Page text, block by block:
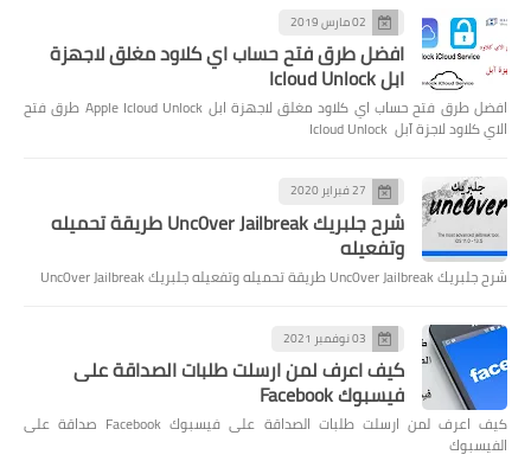
02 مارس 2019
افضل طرق فتح حساب اي كلاود مغلق لاجهزة
ابل Icloud Unlock
افضل طرق فتح حساب اي كلاود مغلق لاجهزة ابل Apple Icloud Unlock طرق فتح
الاي كلاود لاجزة آبل Icloud Unlock
27 فبراير 2020
شرح جلبريك Unc0ver Jailbreak طريقة تحميله
وتفعيله
شرح جلبريك Unc0ver Jailbreak طريقة تحميله وتفعيله جلبريك Unc0ver Jailbreak
03 نوفمبر 2021
كيف اعرف لمن ارسلت طلبات الصداقة على
فيسبوك Facebook
كيف اعرف لمن ارسلت طلبات الصداقة على فيسبوك Facebook صداقة على
الفيسبوك